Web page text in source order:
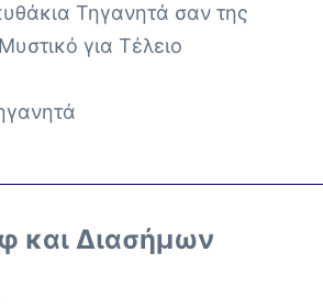
Τηγανητά σαν της
για Τέλειο
και Διασήμων